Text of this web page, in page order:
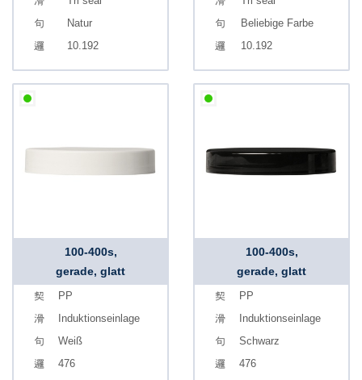
Natur
10.192
Beliebige Farbe
10.192
100-400s,
gerade, glatt
PP
Induktionseinlage
Weiß
476
100-400s,
gerade, glatt
PP
Induktionseinlage
Schwarz
476